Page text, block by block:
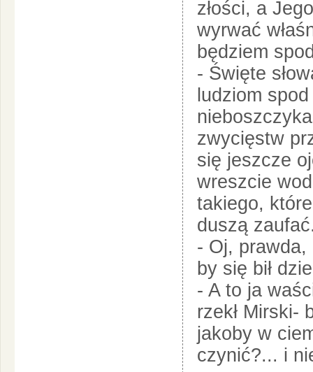
złości, a
wyrwać
będziem
- Święte
ludziom
zwycięstw
się jeszcze
wreszcie
takiego,
duszą
- Oj, prawda,
by się bił
- A to ja
rzekł Mirski-
jakoby w
czynić?... i